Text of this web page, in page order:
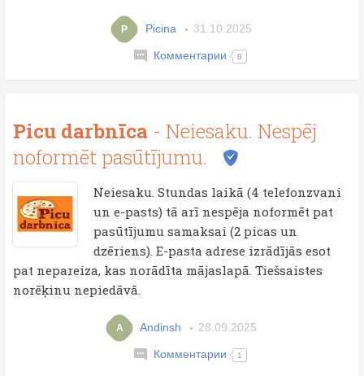
P Picina 31.10.2025
Комментарии 0
Picu darbnīca - Neiesaku. Nespēj
noformēt pasūtījumu.
Neiesaku. Stundas laikā (4 telefonzvani
un e-pasts) tā arī nespēja noformēt pat
pasūtījumu samaksai (2 picas un
dzēriens). E-pasta adrese izrādījās esot
pat nepareiza, kas norādīta mājaslapā. Tiešsaistes
norēķinu nepiedāvā.
A Andinsh 28.09.2025
Комментарии 1